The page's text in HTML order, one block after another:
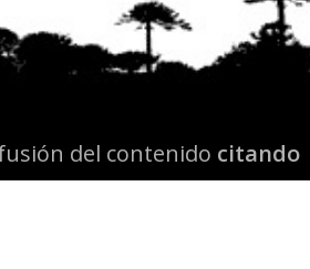
del contenido citando